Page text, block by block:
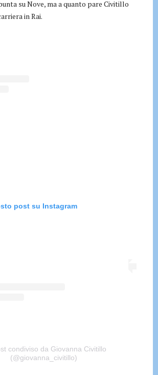
su Nove, ma a quanto pare Civitillo
in Rai.
post su Instagram
condiviso da Giovanna Civitillo
(@giovanna_civitillo)